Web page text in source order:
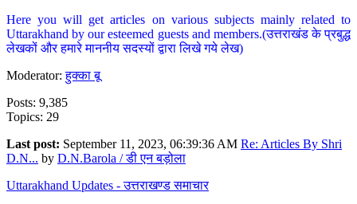
Here you will get articles on various subjects mainly related to
Uttarakhand by our esteemed guests and members.(उत्तराखंड के प्रबुद्ध
लेखकों और हमारे माननीय सदस्यों द्वारा लिखे गये लेख)
Moderator:हुक्का बू
Posts: 9,385
Topics: 29
Last post: September 11, 2023, 06:39:36 AM Re: Articles By Shri
D.N... by D.N.Barola / डी एन बड़ोला
Uttarakhand Updates - उत्तराखण्ड समाचार